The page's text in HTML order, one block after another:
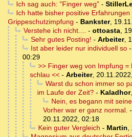
Ich sag auch: "Finger weg"-
Ich hatte bisher positive
Grippeschutzimpfung - Bankster,
Verstehe ich nicht.... - ottoasta,
Sehr gutes Posting! - Arbeiter,
Ist aber leider nur individuell so-
00:29
>> Finger weg von Impfung =
schlau << - Arbeiter,
Warst du schon immer so
im Laufe der Zeit? - Kaladhor,
Nein, es begann mit
Vorher war er ganz normal. -
20.11.2022, 02:18
Kein guter Vergleich - Martin,